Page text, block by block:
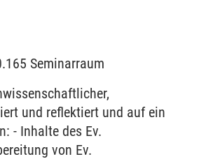
Seminarraum
und reflektiert und auf ein
- Inhalte des Ev.
von Ev.